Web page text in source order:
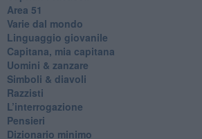
​Area 51
Varie dal mondo
​Linguaggio giovanile
​Capitana, mia capitana
Uomini & zanzare
​Simboli & diavoli
Razzisti
​L’interrogazione
Pensieri
​Dizionario minimo